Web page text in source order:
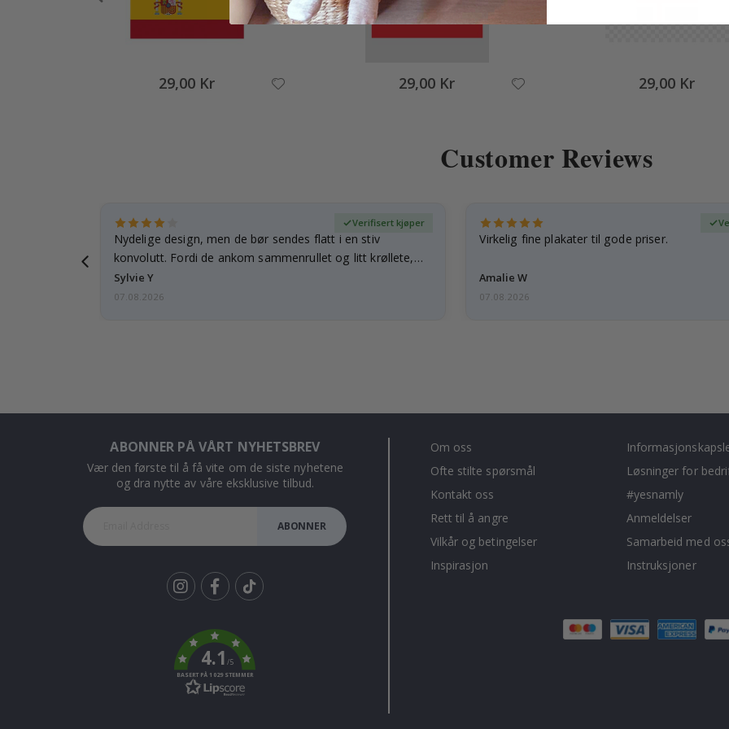
29,00 Kr 29,00 Kr 29,00 Kr
Customer Reviews
Nydelige design, men de bør sendes flatt i en stiv
konvolutt. Fordi de ankom sammenrullet og litt krøllete,
skulle de…
Sylvie Y
Verifisert kjøper
07.08.2026
Virkelig fine plakater til gode priser.
Amalie W
07.08.2026
ABONNER PÅ VÅRT NYHETSBREV
Vær den første til å få vite om de siste nyhetene
og dra nytte av våre eksklusive tilbud.
ABONNER
k
4.1/5
BASERT PÅ 1029 STEMMER
Om oss
Ofte stilte spørsmål
Kontakt oss
Rett til å angre
Vilkår og betingelser
Inspirasjon
Løsninger for
#yesnamly
Anmeldelser
Samarbeid med
Instruksjoner